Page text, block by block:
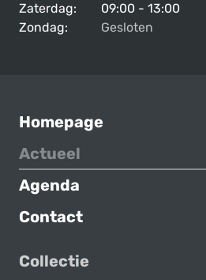
Zaterdag:
09:00 - 13:00
Zondag:
Gesloten
Homepage
Actueel
Agenda
Contact
Collectie